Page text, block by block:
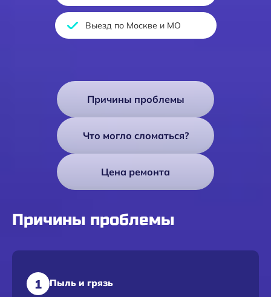
Выезд по Москве и МО
Причины проблемы
Что могло сломаться?
Цена ремонта
Причины проблемы
1
Пыль и грязь